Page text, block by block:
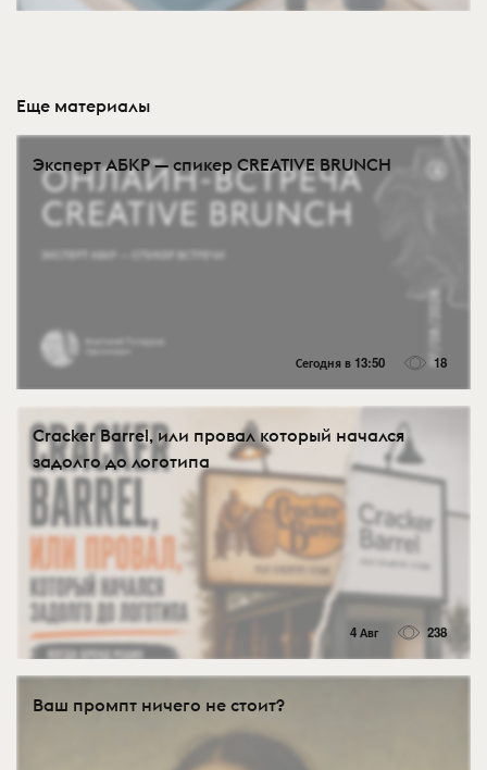
Еще материалы
Эксперт АБКР — спикер CREATIVE BRUNCH
Сегодня в 13:50 18
Cracker Barrel, или провал который начался
задолго до логотипа
4 Авг 238
Ваш промпт ничего не стоит?